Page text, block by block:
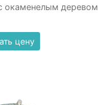
окаменелым деревом
цену